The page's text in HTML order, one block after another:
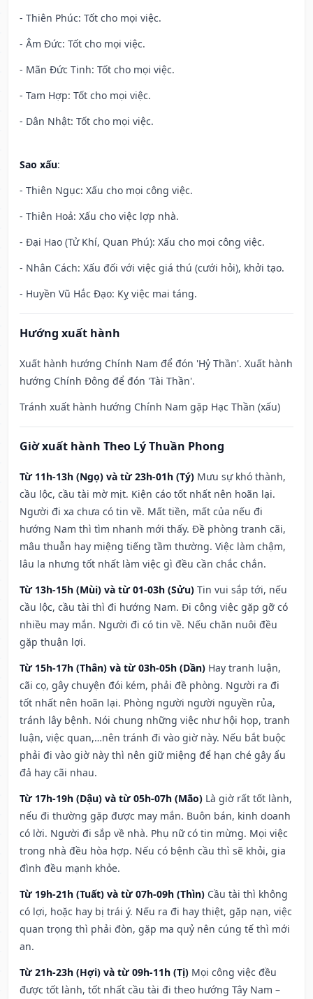
- Thiên Phúc: Tốt cho mọi việc.
- Âm Đức: Tốt cho mọi việc.
- Mãn Đức Tinh: Tốt cho mọi việc.
- Tam Hợp: Tốt cho mọi việc.
- Dân Nhật: Tốt cho mọi việc.
Sao xấu:
- Thiên Ngục: Xấu cho mọi công việc.
- Thiên Hoả: Xấu cho việc lợp nhà.
- Đại Hao (Tử Khí, Quan Phú): Xấu cho mọi công việc.
- Nhân Cách: Xấu đối với việc giá thú (cưới hỏi), khởi tạo.
- Huyền Vũ Hắc Đạo: Kỵ việc mai táng.
Hướng xuất hành
Xuất hành hướng Chính Nam để đón 'Hỷ Thần'. Xuất hành
hướng Chính Đông để đón 'Tài Thần'.
Tránh xuất hành hướng Chính Nam gặp Hạc Thần (xấu)
Giờ xuất hành Theo Lý Thuần Phong
Từ 11h-13h (Ngọ) và từ 23h-01h (Tý) Mưu sự khó thành,
cầu lộc, cầu tài mờ mịt. Kiện cáo tốt nhất nên hoãn lại.
Người đi xa chưa có tin về. Mất tiền, mất của nếu đi
hướng Nam thì tìm nhanh mới thấy. Đề phòng tranh cãi,
mâu thuẫn hay miệng tiếng tầm thường. Việc làm chậm,
lâu la nhưng tốt nhất làm việc gì đều cần chắc chắn.
Từ 13h-15h (Mùi) và từ 01-03h (Sửu) Tin vui sắp tới, nếu
cầu lộc, cầu tài thì đi hướng Nam. Đi công việc gặp gỡ có
nhiều may mắn. Người đi có tin về. Nếu chăn nuôi đều
gặp thuận lợi.
Từ 15h-17h (Thân) và từ 03h-05h (Dần) Hay tranh luận,
cãi cọ, gây chuyện đói kém, phải đề phòng. Người ra đi
tốt nhất nên hoãn lại. Phòng người người nguyền rủa,
tránh lây bệnh. Nói chung những việc như hội họp, tranh
luận, việc quan,…nên tránh đi vào giờ này. Nếu bắt buộc
phải đi vào giờ này thì nên giữ miệng để hạn ché gây ẩu
đả hay cãi nhau.
Từ 17h-19h (Dậu) và từ 05h-07h (Mão) Là giờ rất tốt lành,
nếu đi thường gặp được may mắn. Buôn bán, kinh doanh
có lời. Người đi sắp về nhà. Phụ nữ có tin mừng. Mọi việc
trong nhà đều hòa hợp. Nếu có bệnh cầu thì sẽ khỏi, gia
đình đều mạnh khỏe.
Từ 19h-21h (Tuất) và từ 07h-09h (Thìn) Cầu tài thì không
có lợi, hoặc hay bị trái ý. Nếu ra đi hay thiệt, gặp nạn, việc
quan trọng thì phải đòn, gặp ma quỷ nên cúng tế thì mới
an.
Từ 21h-23h (Hợi) và từ 09h-11h (Tị) Mọi công việc đều
được tốt lành, tốt nhất cầu tài đi theo hướng Tây Nam –